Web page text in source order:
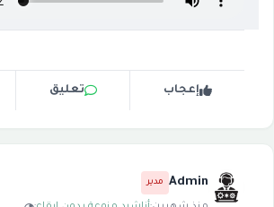
إعجاب تعليق
Admin مدير